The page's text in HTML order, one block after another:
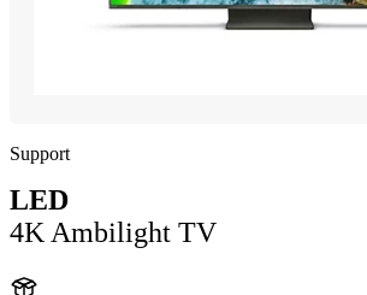
Support
LED
4K Ambilight TV